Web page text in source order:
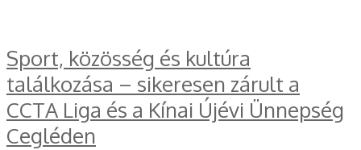
Sport, közösség és kultúra
találkozása – sikeresen zárult a
CCTA Liga és a Kínai Újévi Ünnepség
Cegléden